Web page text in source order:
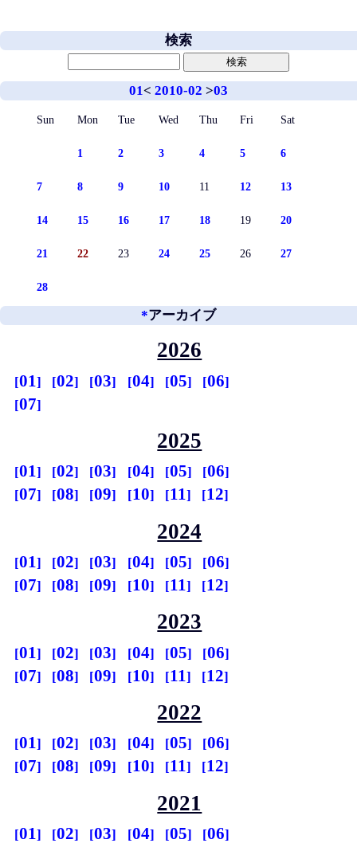
検索
01< 2010-02 >03
Sun Mon Tue Wed Thu Fri Sat
1 2 3 4 5 6
7 8 9 10 11 12 13
14 15 16 17 18 19 20
21 22 23 24 25 26 27
28
*アーカイブ
2026
01 02 03 04 05
06
07
2025
01 02 03 04 05
06
07
08 09 10 11 12
2024
01 02 03 04 05
06
07
08 09 10 11 12
2023
01 02 03 04 05
06
07
08 09 10 11 12
2022
01 02 03 04 05
06
07
08 09 10 11 12
2021
01 02 03 04 05
06